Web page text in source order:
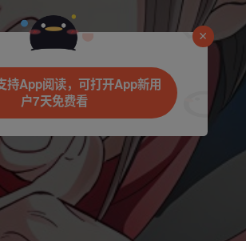
持App阅读，可打开App新用
户7天免费看